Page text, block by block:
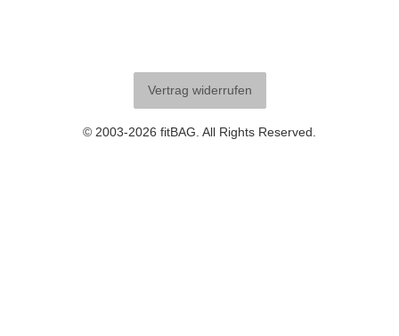
Vertrag widerrufen
© 2003-2026 fitBAG. All Rights Reserved.